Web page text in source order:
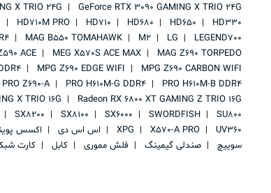
GeForce RTX 3090 GAMING X TRIO 24G
X TRIO 24G
HD330
HD650
HD680
HD710
HD710M PRO
LEGEND700
LG
M2
MAG B550 TOMAHAWK
MAG Z690 TORPEDO
MEG X570S ACE MAX
ACE
MPG Z690 CARBON WIFI
MPG Z690 EDGE WIFI
PRO H610M-B DDR4
PRO H610M-G DDR4
PRO Z690-A
Radeon RX 6800 XT GAMING Z TRIO 16G
X TRIO 16G
SU800
SWORDFISH
SX6000
SX8100
SX8200
UV360
X570-A PRO
XPG اس اس دی اکسس
سوییچ
صندلی گیمینگ فلش مموری کابل کارت